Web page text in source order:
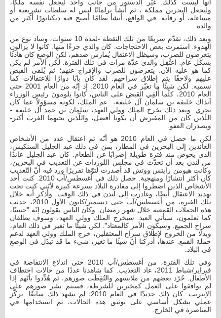
أنها ليست كذلك. غيّر الدستور من جانب واحد ليجعل نفسه ملكًا،
وليجعل البحرين مملكة ، ثم أنشأ برلمانًا ليس له سلطات تشريعية أو
مساءلة، أو رقابة. في الواقع، أنشأ نظامًا أصبح فيه ديكتاتورًا أكثر من
والده.
وبعد ذلك، تقدّم سريعًا من تلك النقطة -لمدة 10 سنوات، وساد نوع من
الهدوء. استمرت بعض الاحتجاجات. كان والدي جزءًا منها. كانوا لا يزالون
يتعرضون للضرب، وسيظل الاعتقال يُمارس ضدهم، لكن الوضع كان هادئًا
بشكل عام. اعتُقِل والدي عدّة مرات في تلك الفترة. لكن الأمر لم يكن
كما هو عليه الآن. يتعرضون للضرب والإفراج عنهم؛ ثم يُلقى القبض
عليهم ولاحقًا يتم إطلاق سراحهم. لقد كان بابًا دوارًا للاعتقالات كما
نسميه. لكن شيئًا ما تغيّر في العام 2010. إذ إنّه من العام 2001 حتى
العام 2010، كلّما أُلقِي القبض على الناس، كانوا يلومون رئيس الوزراء
آنذاك خليفة بن سلمان آل خليفة، عم الملك، لكونه مسؤولاً عما كان
يجري. وبعد ذلك يخرج الملك وولي العهد، سلمان بن حمد آل خليفة -
اللّذين كان من المفترض أن يكونا أفضل، واللّذين يحبهما الغرب أكثر-
ويصدران العفو.
لكن ما حصل في العام 2010 هو أنّه تم اعتقال عدد من الأشخاص
العائدين إلى البحرين في المطار، بمن في ذلك عبد الجليل السنكيس،
الذي يخوض منذ فترة طويلة إضرابًا عن الطعام. كان عبد الجليل عائدًا
من لندن بعد أن تحدّث في مجلس اللوردات عن التعذيب في البحرين،
وكانت هيومن رايتس ووتش قد أصدرت لتوّها تقريرًا ورد فيه أنّ التّعذيب
كان أكثر انتشارًا ومنهجية. حصل ذلك في أغسطس/آب 2010. كنت أحد
الأشخاص الذين اضطروا إلى مغادرة البلاد بسرعة كبيرة لأنّني كنت تحت
تهديد الاعتقال أيضًا، وغادرت إلى لندن في ذلك الوقت. وأذكر أنه خلال
تلك الفترة، من أغسطس/آب حتى ديسمبر/كانون الأول 2010، حدثت
هذه الحملات القمعية خلال شهر رمضان. وكان الناس يقولون إنّه "حسنًا،
كما تعلمون، سيأتي العيد. سيخرج الملك وولي العهد، وسوف يطلقان
سراح الجميع. وسيكون الأمر كالمعتاد". لكن شيئًا ما تغير في ذلك العام،
وبدلًا من الخروج لإطلاق سراح المعتقلين، خرج الملك وولي العهد لدعم
حملة القمع. عندها، أدركنا أنّ شيئًا ما تغير، شيء ما قد تبدّل في الوضع
في البلاد.
وفي تلك الفترة، من أغسطس/آب 2010 حتى اندلاع الانتفاضة في
فبراير/شباط 2011، عاد التعذيب. كما شاهدنا عددًا من حالات اختطاف
الأطفال. جُرّد بعضهم من ملابسهم والتُقِطَت صورهم، ثم هُدِّدوا بأنّهم إذا
لم يوافقوا على العمل كمخبرين للشرطة، فسيتم نشر صورهم على
الإنترنت. كان ذلك جديدًا في العام 2010؛ لم نشهد ذلك سابقًا. تركّز
عملي بشكل أساسي على توثيق هذه الحالات، ثم استخدامها في
المناصرة في الخارج.